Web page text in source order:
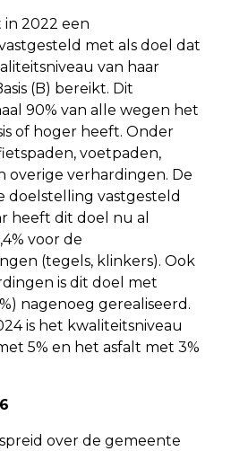
2022 een
met als doel dat
van haar
(B) bereikt. Dit
90% van alle wegen het
of hoger heeft. Onder
voetpaden,
overige verhardingen. De
doelstelling vastgesteld
heeft dit doel nu al
voor de
(tegels, klinkers). Ook
is dit doel met
nagenoeg gerealiseerd.
is het kwaliteitsniveau
5% en het asfalt met 3%
over de gemeente